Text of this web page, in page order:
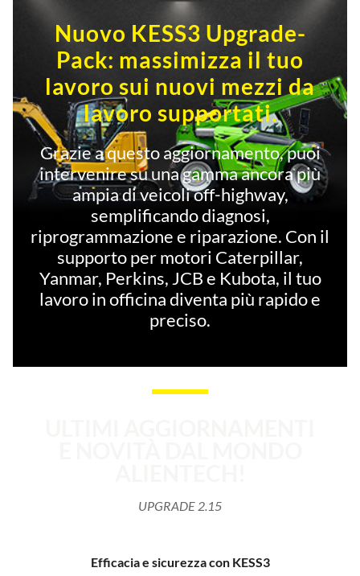
Nuovo KESS3 Upgrade-
Pack: massimizza il tuo
lavoro sui nuovi mezzi da
lavoro supportati.
Grazie a questo aggiornamento, puoi
intervenire su una gamma ancora più
ampia di veicoli off-highway,
semplificando diagnosi,
riprogrammazione e riparazione. Con il
supporto per motori Caterpillar,
Yanmar, Perkins, JCB e Kubota, il tuo
lavoro in officina diventa più rapido e
preciso.
UPGRADE 2.15
Efficacia e sicurezza con KESS3